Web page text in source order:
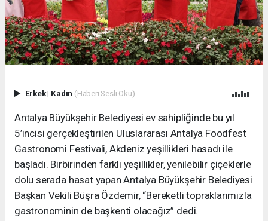
Erkek| Kadın (Haberi Sesli Oku)
Antalya Büyükşehir Belediyesi ev sahipliğinde bu yıl
5’incisi gerçekleştirilen Uluslararası Antalya Foodfest
Gastronomi Festivali, Akdeniz yeşillikleri hasadı ile
başladı. Birbirinden farklı yeşillikler, yenilebilir çiçeklerle
dolu serada hasat yapan Antalya Büyükşehir Belediyesi
Başkan Vekili Büşra Özdemir, “Bereketli topraklarımızla
gastronominin de başkenti olacağız” dedi.